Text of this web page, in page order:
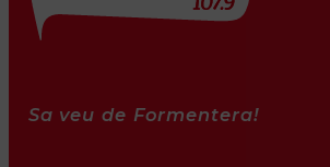
Sa veu de Formentera!